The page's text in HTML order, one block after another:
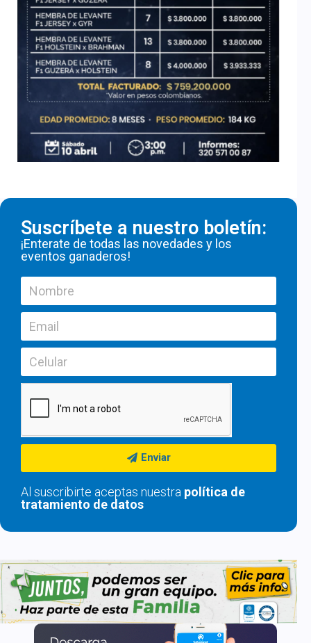
Suscríbete a nuestro boletín:
¡Enterate de todas las novedades y los
eventos ganaderos!
Enviar
Al suscribirte aceptas nuestra política de
tratamiento de datos